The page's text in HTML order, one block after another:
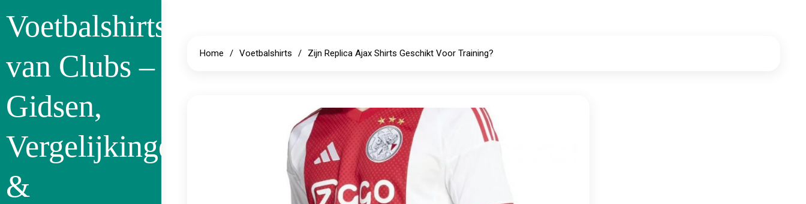
content
Voetbalshirts
van Clubs –
Gidsen,
Vergelijkingen
&
Home Voetbalshirts Zijn Replica Ajax Shirts Geschikt Voor Training?